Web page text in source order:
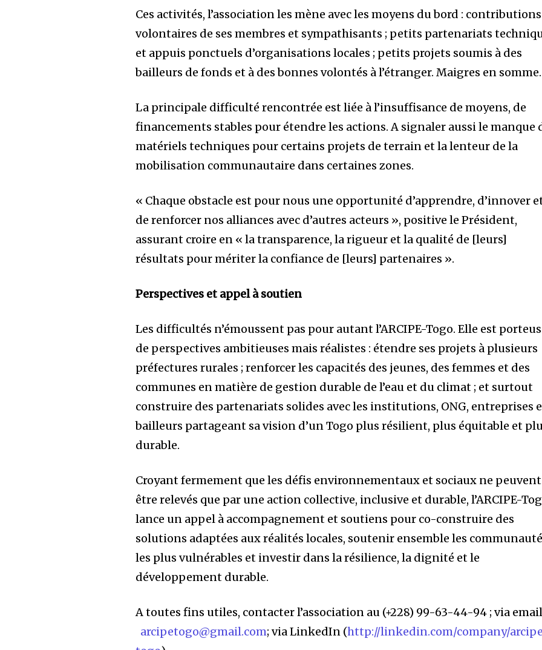
Ces activités, l’association les mène avec les moyens du bord : contributions
volontaires de ses membres et sympathisants ; petits partenariats
et appuis ponctuels d’organisations locales ; petits projets soumis à des
bailleurs de fonds et à des bonnes volontés à l’étranger. Maigres en somme.
La principale difficulté rencontrée est liée à l’insuffisance de moyens, de
financements stables pour étendre les actions. A signaler aussi le manque
matériels techniques pour certains projets de terrain et la lenteur de la
mobilisation communautaire dans certaines zones.
« Chaque obstacle est pour nous une opportunité d’apprendre, d’innover
de renforcer nos alliances avec d’autres acteurs », positive le Président,
assurant croire en « la transparence, la rigueur et la qualité de [leurs]
résultats pour mériter la confiance de [leurs] partenaires ».
Perspectives et appel à soutien
Les difficultés n’émoussent pas pour autant l’ARCIPE-Togo. Elle est
de perspectives ambitieuses mais réalistes : étendre ses projets à plusieurs
préfectures rurales ; renforcer les capacités des jeunes, des femmes et des
communes en matière de gestion durable de l’eau et du climat ; et surtout
construire des partenariats solides avec les institutions, ONG, entreprises
bailleurs partageant sa vision d’un Togo plus résilient, plus équitable et
durable.
Croyant fermement que les défis environnementaux et sociaux ne peuvent
être relevés que par une action collective, inclusive et durable, l’ARCIPE-
lance un appel à accompagnement et soutiens pour co-construire des
solutions adaptées aux réalités locales, soutenir ensemble les
les plus vulnérables et investir dans la résilience, la dignité et le
développement durable.
A toutes fins utiles, contacter l’association au (+228) 99-63-44-94 ; via
arcipetogo@gmail.com; via LinkedIn (http://linkedin.com/company/